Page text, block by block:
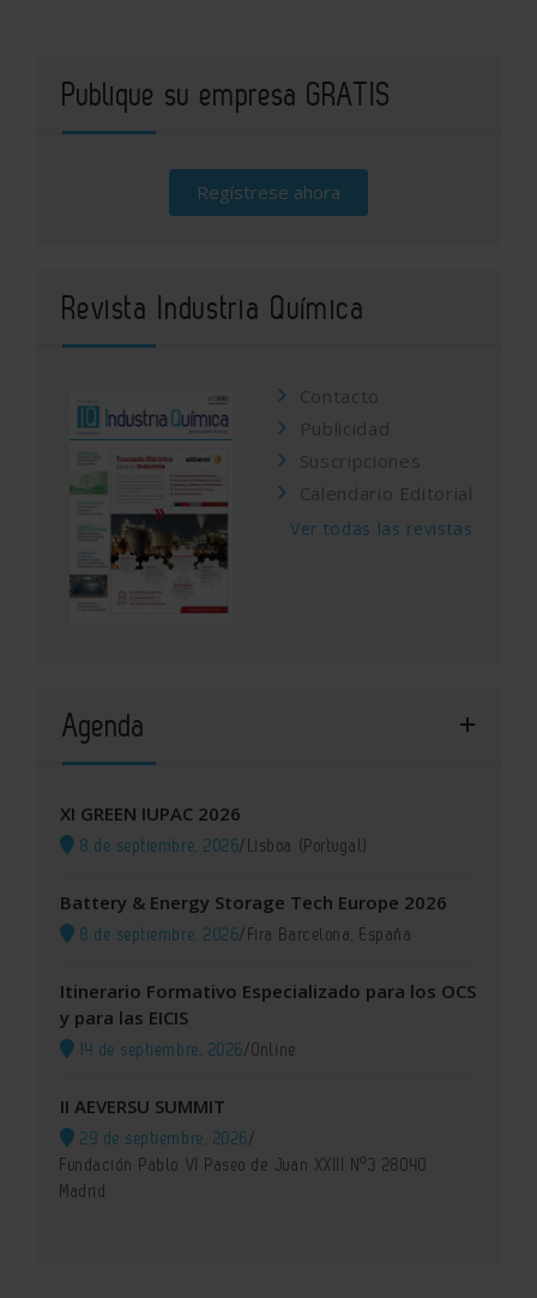
Publique su empresa GRATIS
Regístrese ahora
Revista Industria Química
Contacto
Publicidad
Suscripciones
Calendario Editorial
Ver todas las revistas
Agenda
XI GREEN IUPAC 2026
8 de septiembre, 2026/Lisboa (Portugal)
Battery & Energy Storage Tech Europe 2026
8 de septiembre, 2026/Fira Barcelona, España
Itinerario Formativo Especializado para los OCS
y para las EICIS
14 de septiembre, 2026/Online
II AEVERSU SUMMIT
29 de septiembre, 2026/
Fundación Pablo VI Paseo de Juan XXIII Nº3 28040
Madrid